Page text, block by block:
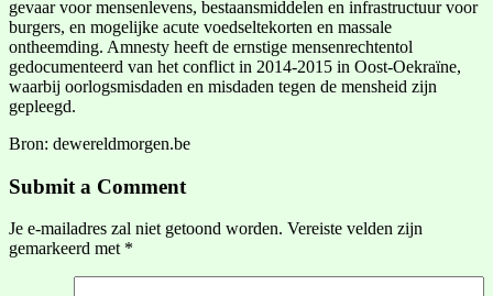
gevaar voor mensenlevens, bestaansmiddelen en infrastructuur voor
burgers, en mogelijke acute voedseltekorten en massale
ontheemding. Amnesty heeft de ernstige mensenrechtentol
gedocumenteerd van het conflict in 2014-2015 in Oost-Oekraïne,
waarbij oorlogsmisdaden en misdaden tegen de mensheid zijn
gepleegd.
Bron: dewereldmorgen.be
Submit a Comment
Je e-mailadres zal niet getoond worden. Vereiste velden zijn
gemarkeerd met *